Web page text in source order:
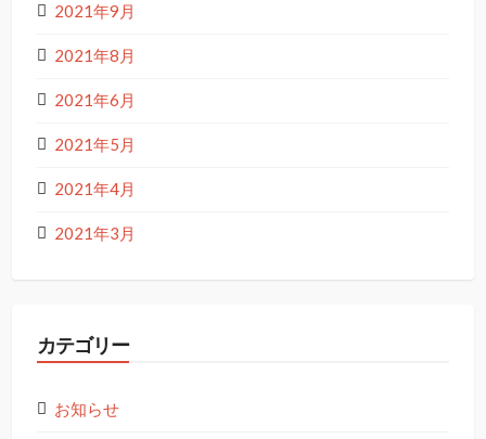
2021年9月
2021年8月
2021年6月
2021年5月
2021年4月
2021年3月
カテゴリー
お知らせ